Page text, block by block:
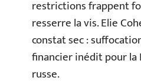
restrictions frappent
resserre la vis. Elie
constat sec :
financier inédit pour la
russe.